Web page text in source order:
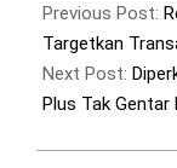
06-
14
Previous Post:
Targetkan
Next Post:
Plus Tak Gentar